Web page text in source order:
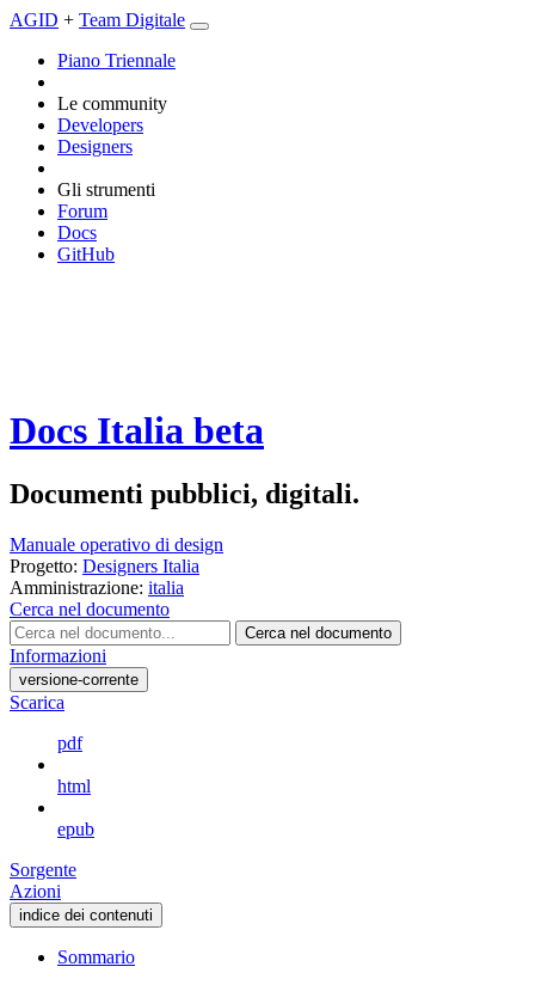
AGID + Team Digitale
Piano Triennale
Le community
Developers
Designers
Gli strumenti
Forum
Docs
GitHub
Docs Italia beta
Documenti pubblici, digitali.
Manuale operativo di design
Progetto: Designers Italia
Amministrazione: italia
Cerca nel documento
Cerca nel documento
Informazioni
versione-corrente
Scarica
pdf
html
epub
Sorgente
Azioni
indice dei contenuti
Sommario